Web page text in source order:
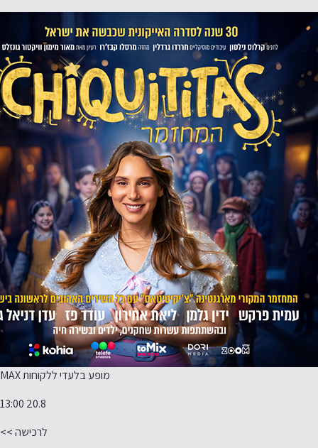
מופע בלעדי ללקוחות MAX
20.8 13:00
לרכישה >>